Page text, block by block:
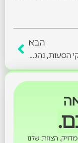
הבא
שיווק לעסקי הסעות, נהגי מוניות וחברות לוגיסטיקה
הצוות שלנו